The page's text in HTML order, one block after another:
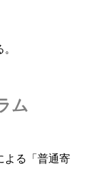
ム
よる「普通寄